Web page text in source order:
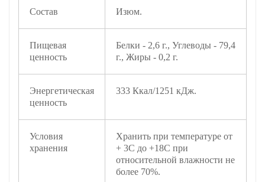
Состав Изюм.
Пищевая
ценность
Белки - 2,6 г., Углеводы - 79,4
г., Жиры - 0,2 г.
Энергетическая
ценность
333 Ккал/1251 кДж.
Условия
хранения
Хранить при температуре от
+ 3С до +18С при
относительной влажности не
более 70%.